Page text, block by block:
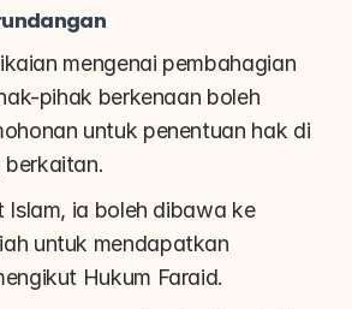
mengenai pembahagian
pihak berkenaan boleh
untuk penentuan hak di
berkaitan.
Islam, ia boleh dibawa ke
untuk mendapatkan
Hukum Faraid.